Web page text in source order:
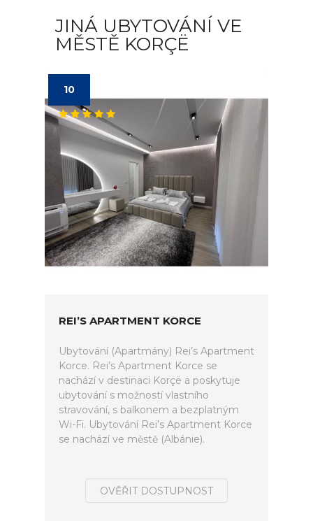
JINÁ UBYTOVÁNÍ VE
MĚSTĚ KORÇË
10
REI’S APARTMENT KORCE
Ubytování (Apartmány) Rei’s Apartment
Korce. Rei’s Apartment Korce se
nachází v destinaci Korçë a poskytuje
ubytování s možností vlastního
stravování, s balkonem a bezplatným
Wi-Fi. Ubytování Rei’s Apartment Korce
se nachází ve městě (Albánie).
OVĚŘIT DOSTUPNOST